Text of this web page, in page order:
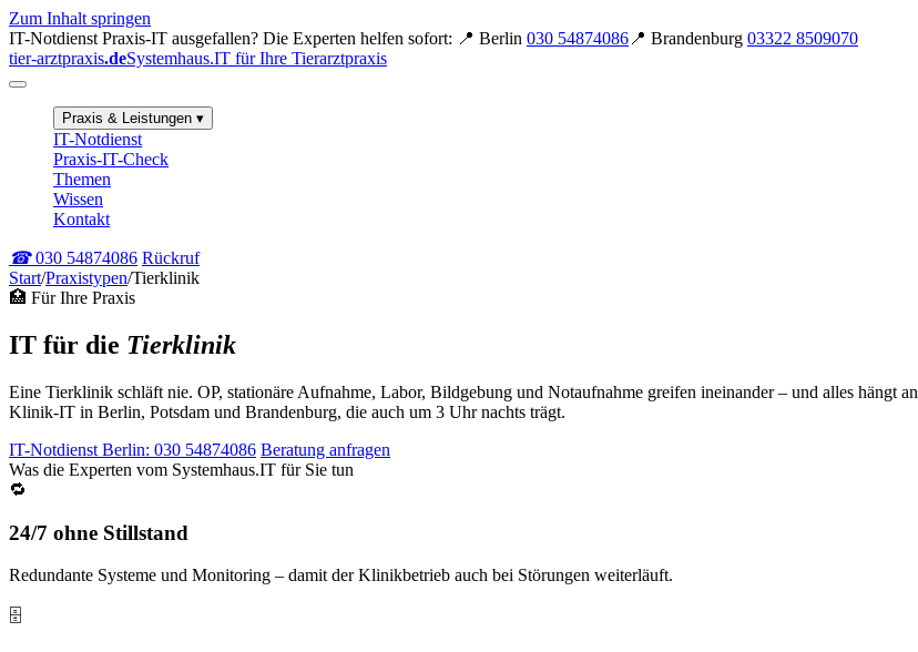
Zum Inhalt springen
IT-Notdienst Praxis-IT ausgefallen? Die Experten helfen sofort: 📍 Berlin 030 54874086 📍 Brandenburg 03322 8509070
tier-arztpraxis.deSystemhaus.IT für Ihre Tierarztpraxis
Praxis & Leistungen ▾
IT-Notdienst
Praxis-IT-Check
Themen
Wissen
Kontakt
☎030 54874086 Rückruf
Start/Praxistypen/Tierklinik
🏥 Für Ihre Praxis
IT für die Tierklinik
Eine Tierklinik schläft nie. OP, stationäre Aufnahme, Labor, Bildgebung und Notaufnahme greifen ineinander – und alles hängt
Klinik-IT in Berlin, Potsdam und Brandenburg, die auch um 3 Uhr nachts trägt.
IT-Notdienst Berlin: 030 54874086 Beratung anfragen
Was die Experten vom Systemhaus.IT für Sie tun
🔁
24/7 ohne Stillstand
Redundante Systeme und Monitoring – damit der Klinikbetrieb auch bei Störungen weiterläuft.
🗄️